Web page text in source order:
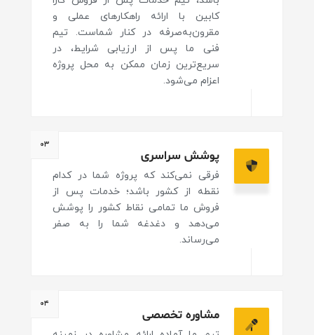
کابین با ارائه راهکارهای عملی و
مقرون‌به‌صرفه در کنار شماست. تیم
فنی ما پس از ارزیابی شرایط، در
سریع‌ترین زمان ممکن به محل پروژه
اعزام می‌شود.
۰۳
پوشش سراسری
فرقی نمی‌کند که پروژه شما در کدام
نقطه از کشور باشد؛ خدمات پس از
فروش ما تمامی نقاط کشور را پوشش
می‌دهد و دغدغه شما را به صفر
می‌رساند.
۰۴
مشاوره تخصصی